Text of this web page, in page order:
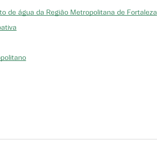
de água da Região Metropolitana de Fortaleza